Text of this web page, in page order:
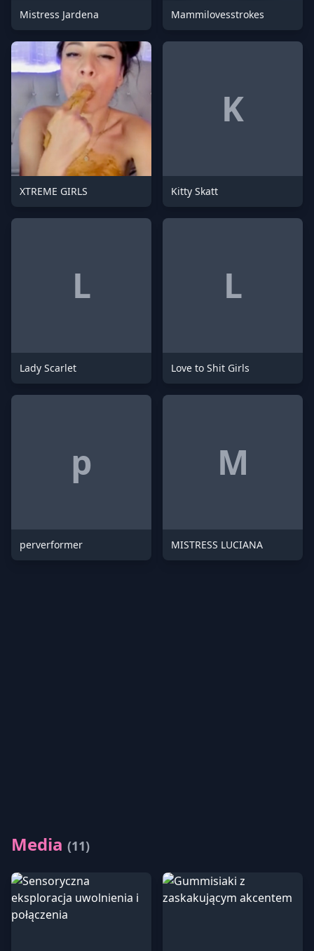
Mistress Jardena Mammilovesstrokes
XTREME GIRLS
K
Kitty Skatt
L
Lady Scarlet
L
Love to Shit Girls
p
perverformer
M
MISTRESS LUCIANA
Media (11)